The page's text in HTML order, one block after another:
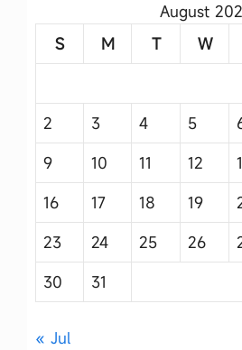
August
S
M T W
2
3 4 5
9
10 11 12
16
17 18 19
23
24 25 26
30
31
« Jul